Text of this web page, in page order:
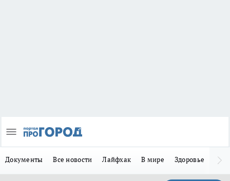
Документы Все новости Лайфхак В мире Здоровье